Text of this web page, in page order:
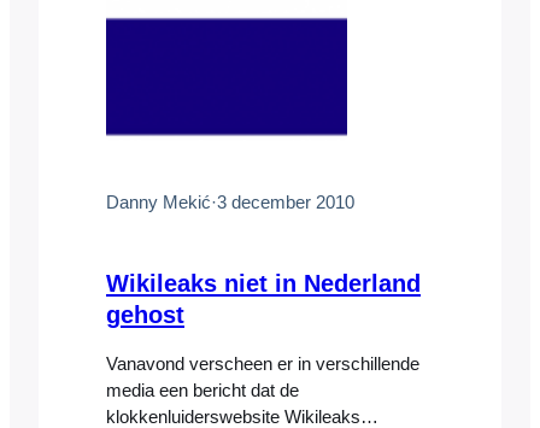
Danny Mekić·3 december 2010
Wikileaks niet in Nederland
gehost
Vanavond verscheen er in verschillende
media een bericht dat de
klokkenluiderswebsite Wikileaks